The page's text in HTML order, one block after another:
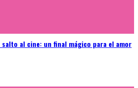
al cine: un final mágico para el amor